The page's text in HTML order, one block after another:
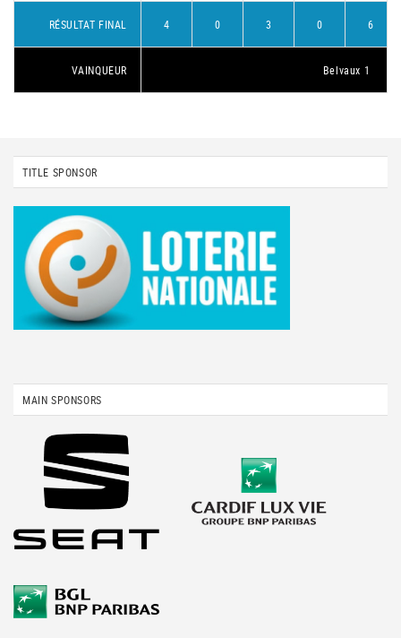
RÉSULTAT FINAL 4 0 3 0 6
VAINQUEUR Belvaux 1
TITLE SPONSOR
MAIN SPONSORS